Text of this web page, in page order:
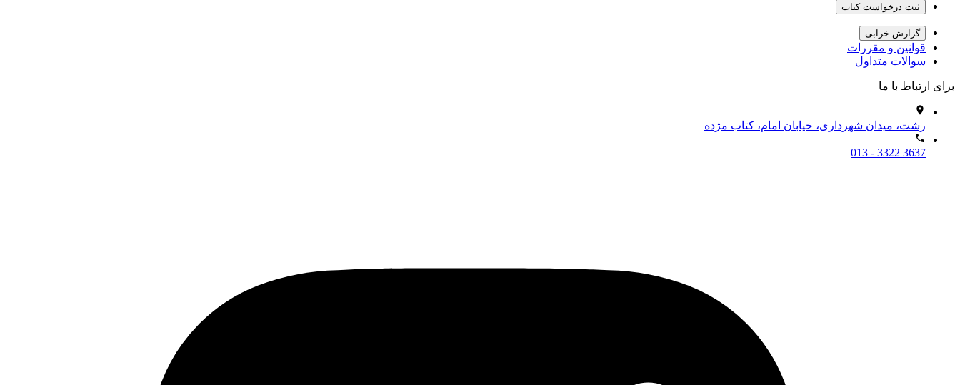
ثبت درخواست کتاب
گزارش خرابی
قوانین و مقررات
سوالات متداول
برای ارتباط با ما
رشت، میدان شهرداری، خیابان امام، کتاب مژده
013 - 3322 3637